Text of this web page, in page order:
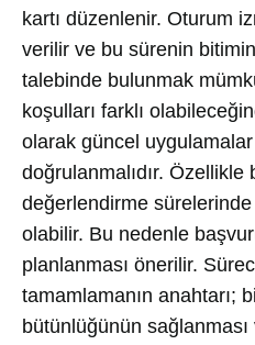
kartı düzenlenir. Oturum
verilir ve bu sürenin
talebinde bulunmak
koşulları farklı
olarak güncel
doğrulanmalıdır.
değerlendirme
olabilir. Bu nedenle
planlanması önerilir.
tamamlamanın anahtarı;
bütünlüğünün sağlanması